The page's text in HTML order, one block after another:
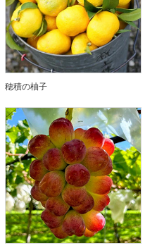
穂積の柚子